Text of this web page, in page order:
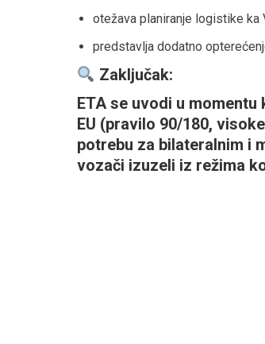
otežava planiranje logistike ka
predstavlja dodatno
Zaključak:
ETA se uvodi u momentu
EU (pravilo 90/180,
potrebu za bilateralnim i
vozači izuzeli iz režima